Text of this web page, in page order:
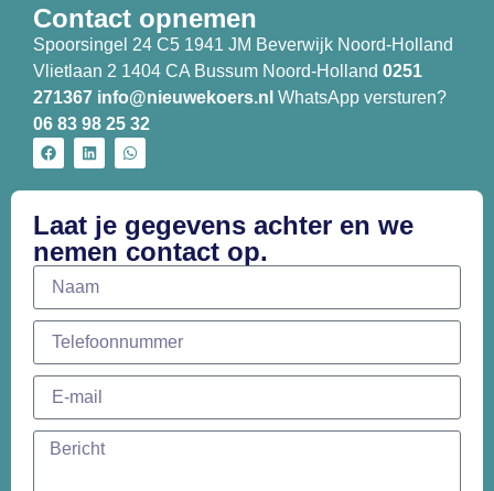
Contact opnemen
Spoorsingel 24 C5 1941 JM Beverwijk Noord-Holland
Vlietlaan 2 1404 CA Bussum Noord-Holland 0251
271367 info@nieuwekoers.nl WhatsApp versturen?
06 83 98 25 32
Laat je gegevens achter en we
nemen contact op.